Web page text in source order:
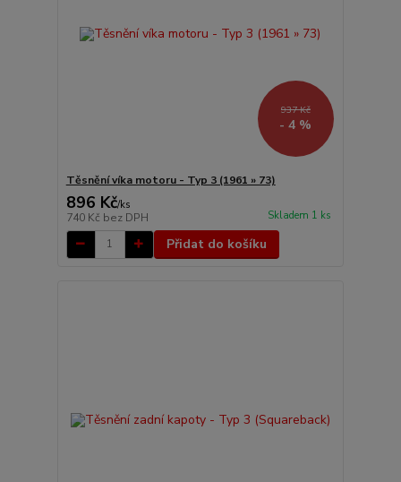
937 Kč
- 4 %
Těsnění víka motoru - Typ 3 (1961 » 73)
896 Kč/ks
740 Kč bez DPH Skladem 1 ks
Přidat do košíku